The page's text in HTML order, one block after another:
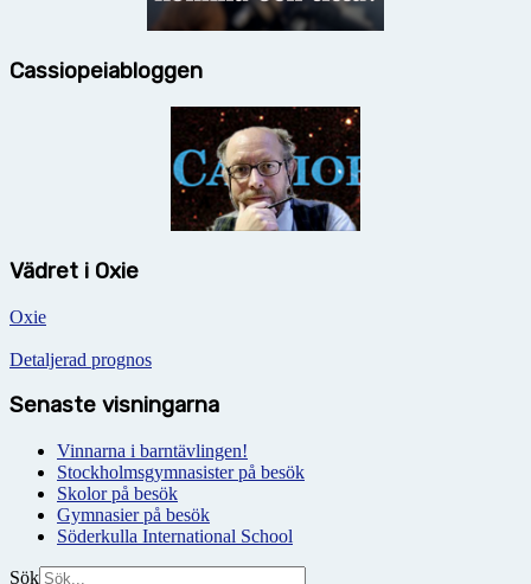
Cassiopeiabloggen
Vädret i Oxie
Oxie
Detaljerad prognos
Senaste visningarna
Vinnarna i barntävlingen!
Stockholmsgymnasister på besök
Skolor på besök
Gymnasier på besök
Söderkulla International School
Sök